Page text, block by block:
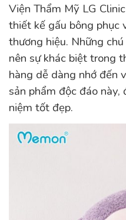
Viện Thẩm Mỹ LG
thiết kế gấu bông phục
thương hiệu. Những
nên sự khác biệt trong
hàng dễ dàng nhớ đến
sản phẩm độc đáo
niệm tốt đẹp.